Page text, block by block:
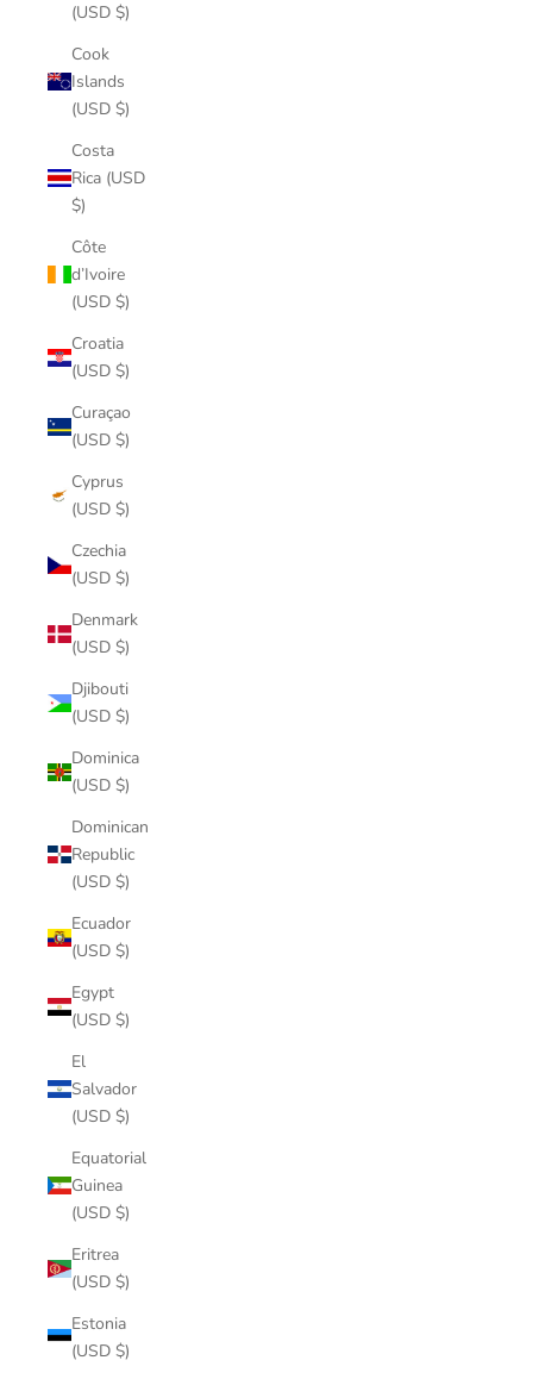
(USD $)
Cook
Islands
(USD $)
Costa
Rica (USD
$)
Côte
d’Ivoire
(USD $)
Croatia
(USD $)
Curaçao
(USD $)
Cyprus
(USD $)
Czechia
(USD $)
Denmark
(USD $)
Djibouti
(USD $)
Dominica
(USD $)
Dominican
Republic
(USD $)
Ecuador
(USD $)
Egypt
(USD $)
El
Salvador
(USD $)
Equatorial
Guinea
(USD $)
Eritrea
(USD $)
Estonia
(USD $)